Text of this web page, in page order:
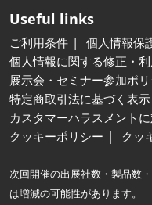
Useful links
ご利用条件
個人情報保
個人情報に関する修正・
展示会・セミナー参加ポ
特定商取引法に基づく表示
カスタマーハラスメント
クッキーポリシー
クッ
次回開催の出展社数・製品数
は増減の可能性があります。